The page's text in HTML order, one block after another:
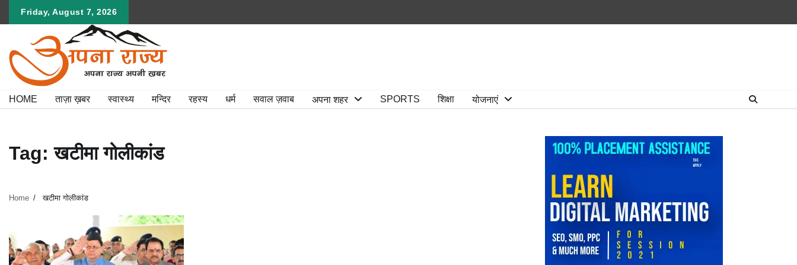
Friday, August 7, 2026
HOME ताज़ा ख़बर स्वास्थ्य मन्दिर रहस्य धर्म सवाल ज़वाब अपना शहर SPORTS शिक्षा योजनाएं
Tag:खटीमा गोलीकांड
Home खटीमा गोलीकांड